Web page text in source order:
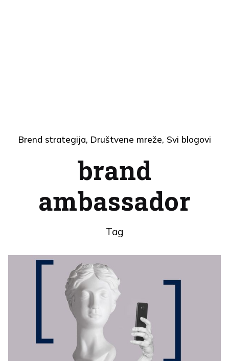
Brend strategija Društvene mreže Svi blogovi
brand
ambassador
Tag